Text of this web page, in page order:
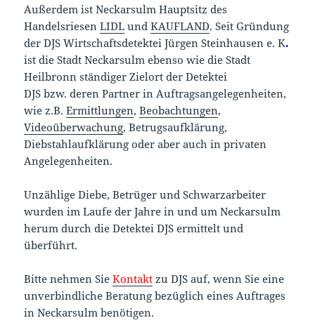
Außerdem ist Neckarsulm Hauptsitz des
HandelsriesenLIDL undKAUFLAND. Seit Gründung
der DJS Wirtschaftsdetektei Jürgen Steinhausen e. K.
ist die Stadt Neckarsulm ebenso wie die Stadt
Heilbronn ständiger Zielort der Detektei
DJS bzw. deren Partner in Auftragsangelegenheiten,
wie z.B.Ermittlungen,Beobachtungen,
Videoüberwachung, Betrugsaufklärung,
Diebstahlaufklärung oder aber auch in privaten
Angelegenheiten.
Unzählige Diebe, Betrüger und Schwarzarbeiter
wurden im Laufe der Jahre in und um Neckarsulm
herum durch die Detektei DJS ermittelt und
überführt.
Bitte nehmen SieKontakt zu DJS auf, wenn Sie eine
unverbindliche Beratung bezüglich eines Auftrages
in Neckarsulm benötigen.